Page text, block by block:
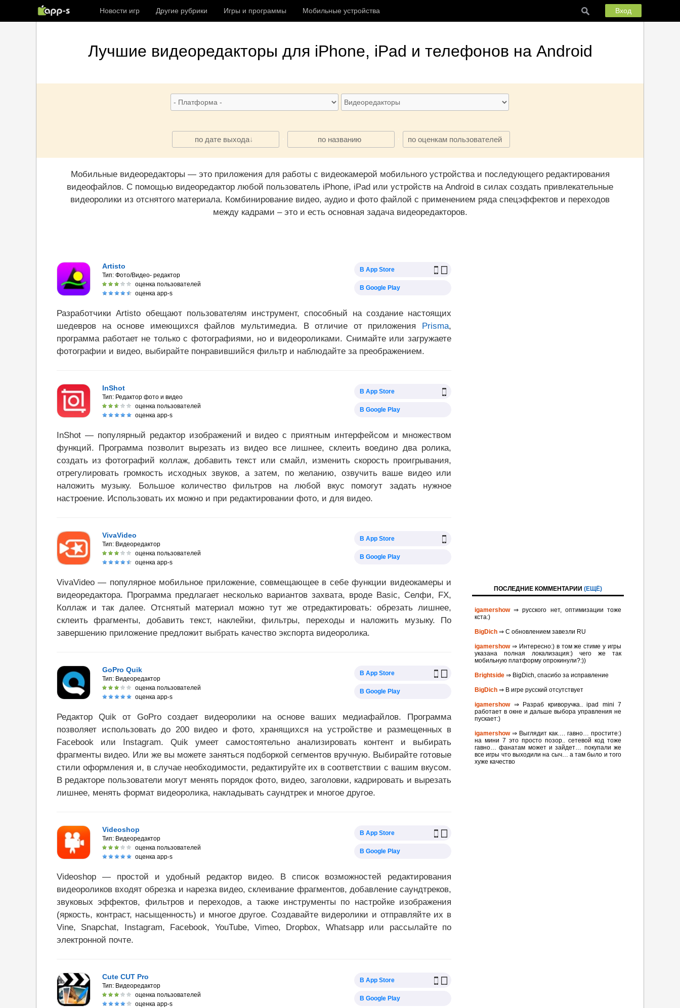
Новости игр Другие рубрики Игры и программы Мобильные устройства Вход
Лучшие видеоредакторы для iPhone, iPad и телефонов на Android
по дате выхода · по названию · по оценкам пользователей
Мобильные видеоредакторы — это приложения для работы с видеокамерой мобильного устройства и последующего редактирования
видеофайлов. С помощью видеоредактор любой пользователь iPhone, iPad или устройств на Android в силах создать привлекательные
видеоролики из отснятого материала. Комбинирование видео, аудио и фото файлой с применением ряда спецэффектов и переходов
между кадрами – это и есть основная задача видеоредакторов.
Artisto
Тип: Фото/Видео- редактор
оценка пользователей
оценка app-s
В App Store
В Google Play
Разработчики Artisto обещают пользователям инструмент, способный на создание настоящих
шедевров на основе имеющихся файлов мультимедиа. В отличие от приложения Prisma,
программа работает не только с фотографиями, но и видеороликами. Снимайте или загружаете
фотографии и видео, выбирайте понравившийся фильтр и наблюдайте за преображением.
InShot
Тип: Редактор фото и видео
оценка пользователей
оценка app-s
В App Store
В Google Play
InShot — популярный редактор изображений и видео с приятным интерфейсом и множеством
функций. Программа позволит вырезать из видео все лишнее, склеить воедино два ролика,
создать из фотографий коллаж, добавить текст или смайл, изменить скорость проигрывания,
отрегулировать громкость исходных звуков, а затем, по желанию, озвучить ваше видео или
наложить музыку. Большое количество фильтров на любой вкус помогут задать нужное
настроение. Использовать их можно и при редактировании фото, и для видео.
VivaVideo
Тип: Видеоредактор
оценка пользователей
оценка app-s
В App Store
В Google Play
VivaVideo — популярное мобильное приложение, совмещающее в себе функции видеокамеры и
видеоредактора. Программа предлагает несколько вариантов захвата, вроде Basic, Селфи, FX,
Коллаж и так далее. Отснятый материал можно тут же отредактировать: обрезать лишнее,
склеить фрагменты, добавить текст, наклейки, фильтры, переходы и наложить музыку. По
завершению приложение предложит выбрать качество экспорта видеоролика.
GoPro Quik
Тип: Видеоредактор
оценка пользователей
оценка app-s
В App Store
В Google Play
Редактор Quik от GoPro создает видеоролики на основе ваших медиафайлов. Программа
позволяет использовать до 200 видео и фото, хранящихся на устройстве и размещенных в
Facebook или Instagram. Quik умеет самостоятельно анализировать контент и выбирать
фрагменты видео. Или же вы можете заняться подборкой сегментов вручную. Выбирайте готовые
стили оформления и, в случае необходимости, редактируйте их в соответствии с вашим вкусом.
В редакторе пользователи могут менять порядок фото, видео, заголовки, кадрировать и вырезать
лишнее, менять формат видеоролика, накладывать саундтрек и многое другое.
Videoshop
Тип: Видеоредактор
оценка пользователей
оценка app-s
В App Store
В Google Play
Videoshop — простой и удобный редактор видео. В список возможностей редактирования
видеороликов входят обрезка и нарезка видео, склеивание фрагментов, добавление саундтреков,
звуковых эффектов, фильтров и переходов, а также инструменты по настройке изображения
(яркость, контраст, насыщенность) и многое другое. Создавайте видеролики и отправляйте их в
Vine, Snapchat, Instagram, Facebook, YouTube, Vimeo, Dropbox, Whatsapp или рассылайте по
электронной почте.
Cute CUT Pro
Тип: Видеоредактор
оценка пользователей
оценка app-s
В App Store
В Google Play
ПОСЛЕДНИЕ КОММЕНТАРИИ (ЕЩЁ)
igamershow⇒ русского нет, оптимизации тоже
кста:)
BigDich ⇒ С обновлением завезли RU
igamershow⇒ Интересно:) в том же стиме у игры
указана полная локализация:) чего же так
мобильную платформу опрокинули?:))
Brightside ⇒ BigDich, спасибо за исправление
BigDich ⇒ В игре русский отсутствует
igamershow⇒ Разраб криворучка.. ipad mini 7
работает в окне и дальше выбора управления не
пускает:)
igamershow⇒ Выглядит как…. гавно… простите:)
на мини 7 это просто позор.. сетевой код тоже
гавно… фанатам может и зайдет… покупали же
все игры что выходили на сыч… а там было и того
хуже качество